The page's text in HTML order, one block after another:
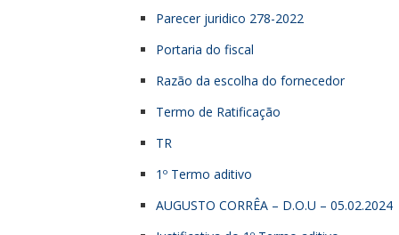
Parecer juridico 278-2022
Portaria do fiscal
Razão da escolha do fornecedor
Termo de Ratificação
TR
1º Termo aditivo
AUGUSTO CORRÊA – D.O.U – 05.02.2024